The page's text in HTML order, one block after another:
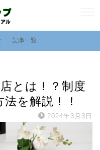
記事一覧
とは！？制度
を解説！！
2024年3月3日